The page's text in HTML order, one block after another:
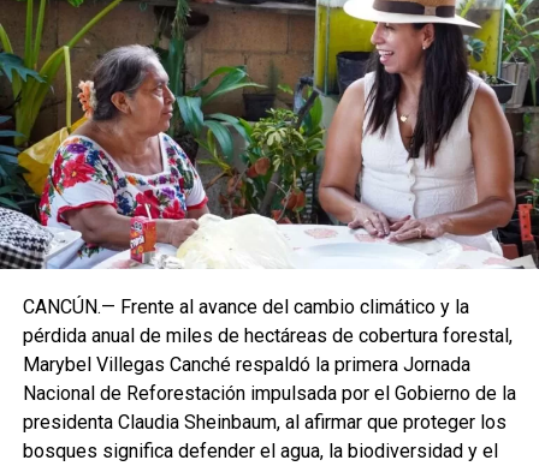
CANCÚN.— Frente al avance del cambio climático y la
pérdida anual de miles de hectáreas de cobertura forestal,
Marybel Villegas Canché respaldó la primera Jornada
Nacional de Reforestación impulsada por el Gobierno de la
presidenta Claudia Sheinbaum, al afirmar que proteger los
bosques significa defender el agua, la biodiversidad y el